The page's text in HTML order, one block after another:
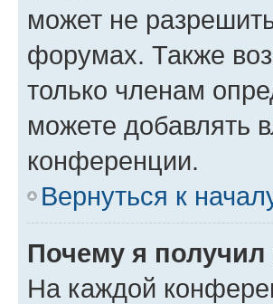
может не
форумах. Также
только членам
можете добавлять
конференции.
Вернуться к
Почему я
На каждой